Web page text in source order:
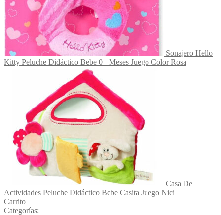
Sonajero Hello
Kitty Peluche Didáctico Bebe 0+ Meses Juego Color Rosa
Casa De
Actividades Peluche Didáctico Bebe Casita Juego Nici
Carrito
Categorías: